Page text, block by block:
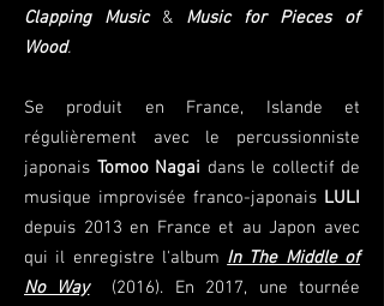
Clapping Music& Music for Pieces of
Wood.
Se produit en France, Islande et
régulièrement avec le percussionniste
japonais Tomoo Nagai dans le collectif de
musique improvisée franco-japonais LULI
depuis 2013 en France et au Japon avec
qui il enregistre l'album In The Middle of
No Way(2016). En 2017, une tournée